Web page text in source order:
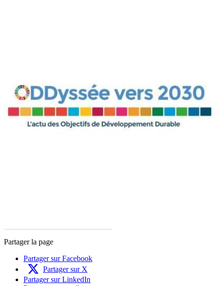
Partager la page
Partager sur Facebook
Partager sur X
Partager sur LinkedIn